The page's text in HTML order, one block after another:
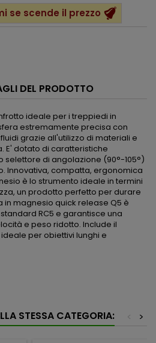
se scende il prezzo
DEL PRODOTTO
ideale per i treppiedi in
estremamente precisa con
grazie all'utilizzo di materiali e
E' dotato di caratteristiche
selettore di angolazione (90°-105°)
Innovativa, compatta, ergonomica
è lo strumento ideale in termini
un prodotto perfetto per durare
in magnesio quick release Q5 è
RC5 e garantisce una
e peso ridotto. Include il
per obiettivi lunghi e
STESSA CATEGORIA: >
<